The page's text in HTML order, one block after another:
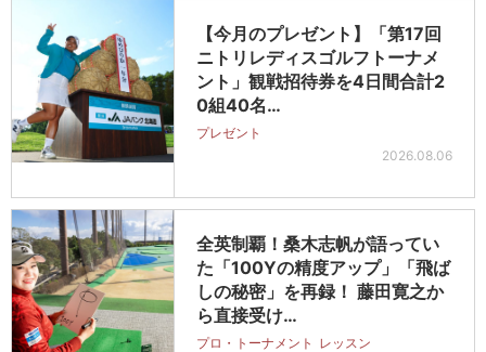
【今月のプレゼント】「第17回
ニトリレディスゴルフトーナメ
ント」観戦招待券を4日間合計2
0組40名…
プレゼント
2026.08.06
全英制覇！桑木志帆が語ってい
た「100Yの精度アップ」「飛ば
しの秘密」を再録！ 藤田寛之か
ら直接受け…
プロ・トーナメント レッスン